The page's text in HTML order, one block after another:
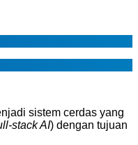
sistem cerdas yang
stack AI) dengan tujuan